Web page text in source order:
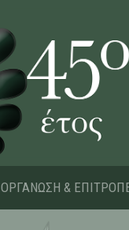
ΟΡΓΑΝΩΣΗ &